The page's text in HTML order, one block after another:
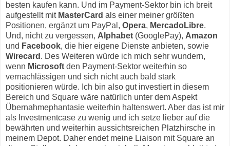
besten kaufen kann. Und im Payment-Sektor bin ich breit
aufgestellt mit MasterCard als einer meiner größten
Positionen, ergänzt um PayPal, Opera, MercadoLibre.
Und, nicht zu vergessen, Alphabet (GooglePay), Amazon
und Facebook, die hier eigene Dienste anbieten, sowie
Wirecard . Des Weiteren würde ich mich sehr wundern,
wenn Microsoft den Payment-Sektor weiterhin so
vernachlässigen und sich nicht auch bald stark
positionieren würde. Ich bin also gut investiert in diesem
Bereich und Square wäre natürlich unter dem Aspekt
Übernahmephantasie weiterhin haltenswert. Aber das ist mir
als Investmentcase zu wenig und ich setze lieber auf die
bewährten und weiterhin aussichtsreichen Platzhirsche in
meinem Depot. Daher endet meine Liaison mit Square an